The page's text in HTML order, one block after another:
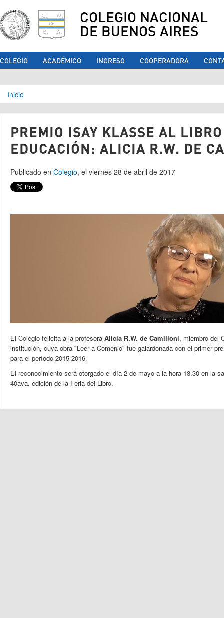
COLEGIO NACIONAL
DE BUENOS AIRES
COLEGIO ACADÉMICO INGRESO COOPERADORA
Se encuentra usted aquí
Inicio
PREMIO ISAY KLASSE AL
EDUCACIÓN: ALICIA R.W. DE
Publicado en Colegio, el viernes 28 de abril de 2017
El Colegio felicita a la profesora Alicia R.W. de Camilioni, miembro del
institución, cuya obra "Leer a Comenio" fue galardonada con el primer
para el período 2015-2016.
El reconocimiento será otorgado el día 2 de mayo a la hora 18.30 en la
40ava. edición de la Feria del Libro.